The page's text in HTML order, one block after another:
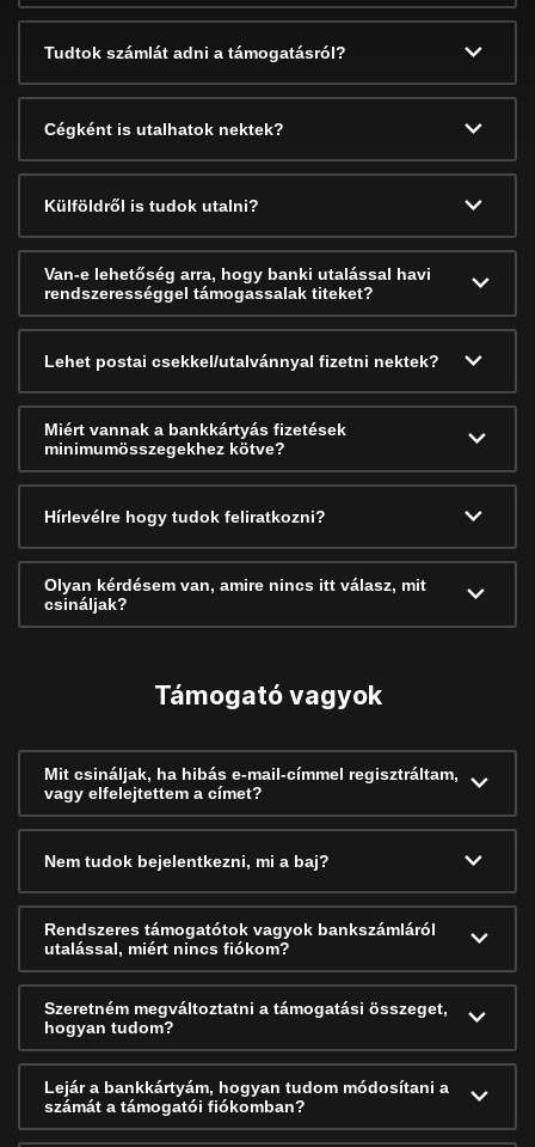
Tudtok számlát adni a támogatásról?
Cégként is utalhatok nektek?
Külföldről is tudok utalni?
Van-e lehetőség arra, hogy banki utalással havi
rendszerességgel támogassalak titeket?
Lehet postai csekkel/utalvánnyal fizetni nektek?
Miért vannak a bankkártyás fizetések
minimumösszegekhez kötve?
Hírlevélre hogy tudok feliratkozni?
Olyan kérdésem van, amire nincs itt válasz, mit
csináljak?
Támogató vagyok
Mit csináljak, ha hibás e-mail-címmel regisztráltam,
vagy elfelejtettem a címet?
Nem tudok bejelentkezni, mi a baj?
Rendszeres támogatótok vagyok bankszámláról
utalással, miért nincs fiókom?
Szeretném megváltoztatni a támogatási összeget,
hogyan tudom?
Lejár a bankkártyám, hogyan tudom módosítani a
számát a támogatói fiókomban?